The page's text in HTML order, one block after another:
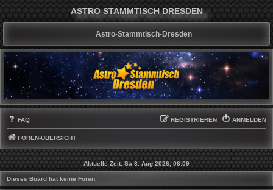
ASTRO STAMMTISCH DRESDEN
Astro-Stammtisch-Dresden
FAQ ANMELDEN
REGISTRIEREN
FOREN-ÜBERSICHT
Aktuelle Zeit: Sa 8. Aug 2026, 06:09
Dieses Board hat keine Foren.